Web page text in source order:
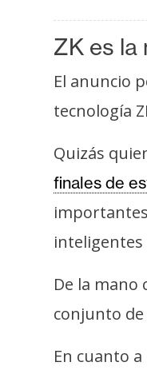
r
s
o
s
o
n
a
c
o
y
u
ZK es la
El anuncio
tecnología
Quizás
finales de
inteligentes
De la
conjunto
En cuanto a